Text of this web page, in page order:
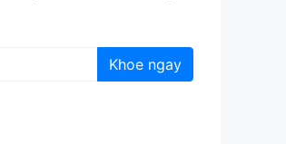
Khoe ngay